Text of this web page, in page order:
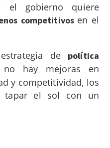
el gobierno quiere
competitivos en el
de política
hay mejoras en
y competitividad, los
tapar el sol con un